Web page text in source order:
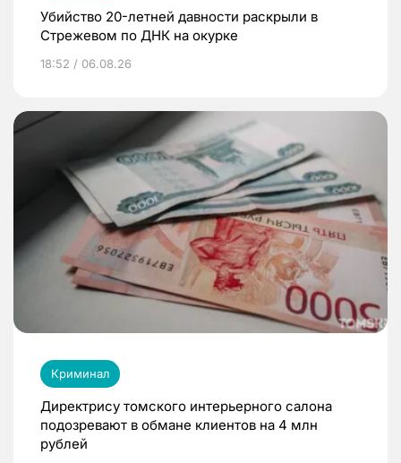
Убийство 20-летней давности раскрыли в
Стрежевом по ДНК на окурке
18:52 / 06.08.26
Криминал
Директрису томского интерьерного салона
подозревают в обмане клиентов на 4 млн
рублей